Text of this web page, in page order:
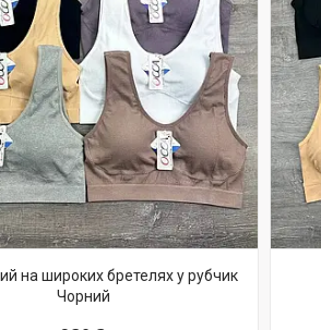
на широких бретелях у рубчик
Чорний